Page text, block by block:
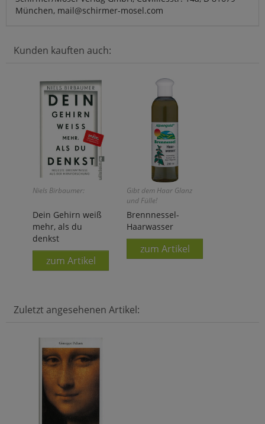
München, mail@schirmer-mosel.com
Kunden kauften auch:
Niels Birbaumer:
Dein Gehirn weiß
mehr, als du
denkst
zum Artikel
Gibt dem Haar Glanz
und Fülle!
Brennnessel-
Haarwasser
zum Artikel
Zuletzt angesehenen Artikel: